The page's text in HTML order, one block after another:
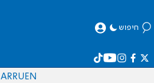
חיפוש
EN
RU
AR